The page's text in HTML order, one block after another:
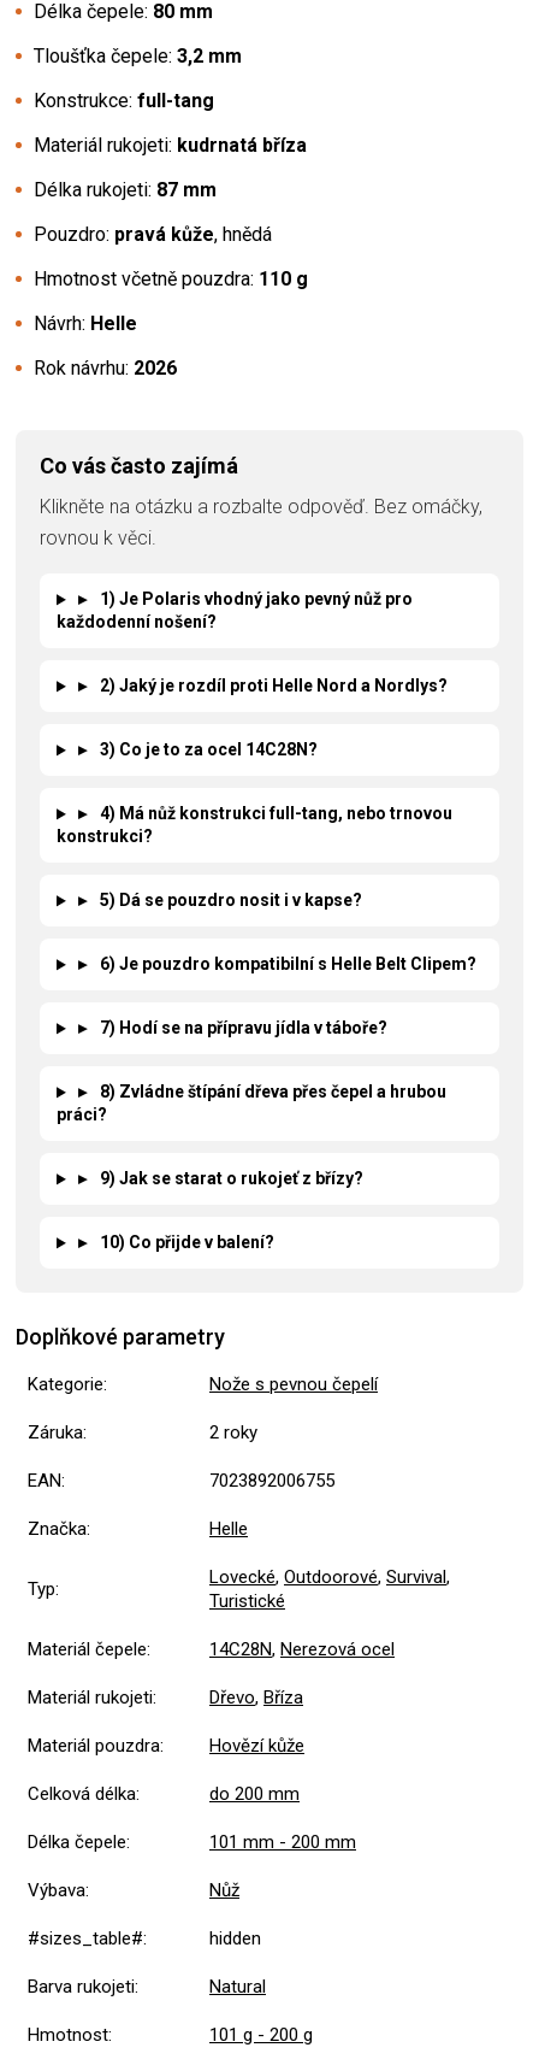
Délka čepele: 80 mm
Tloušťka čepele: 3,2 mm
Konstrukce: full-tang
Materiál rukojeti: kudrnatá bříza
Délka rukojeti: 87 mm
Pouzdro: pravá kůže, hnědá
Hmotnost včetně pouzdra: 110 g
Návrh: Helle
Rok návrhu: 2026
Co vás často zajímá
Klikněte na otázku a rozbalte odpověď. Bez omáčky,
rovnou k věci.
▸
1) Je Polaris vhodný jako pevný nůž pro
každodenní nošení?
▸ 2) Jaký je rozdíl proti Helle Nord a Nordlys?
▸ 3) Co je to za ocel 14C28N?
▸
4) Má nůž konstrukci full-tang, nebo trnovou
konstrukci?
▸ 5) Dá se pouzdro nosit i v kapse?
▸ 6) Je pouzdro kompatibilní s Helle Belt Clipem?
▸ 7) Hodí se na přípravu jídla v táboře?
▸
8) Zvládne štípání dřeva přes čepel a hrubou
práci?
▸ 9) Jak se starat o rukojeť z břízy?
▸ 10) Co přijde v balení?
Doplňkové parametry
Kategorie: Nože s pevnou čepelí
Záruka: 2 roky
EAN: 7023892006755
Značka: Helle
Typ:
Lovecké, Outdoorové, Survival,
Turistické
Materiál čepele: 14C28N, Nerezová ocel
Materiál rukojeti: Dřevo, Bříza
Materiál pouzdra: Hovězí kůže
Celková délka: do 200 mm
Délka čepele: 101 mm - 200 mm
Výbava: Nůž
#sizes_table#: hidden
Barva rukojeti: Natural
Hmotnost: 101 g - 200 g